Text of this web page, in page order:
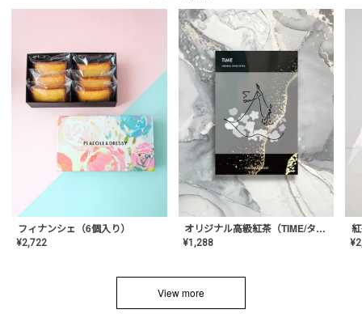
フィナンシェ（6個入り）
¥2,722
オリジナル高級紅茶（TIME/タイム）【ギフト/プチギフト/プレゼント/内祝い/結婚式/オリジナル配合/高品質/ハーブティー/茶葉/記念日/お返し/手土産/美容/おしゃれ】
¥1,288 ¥
View more